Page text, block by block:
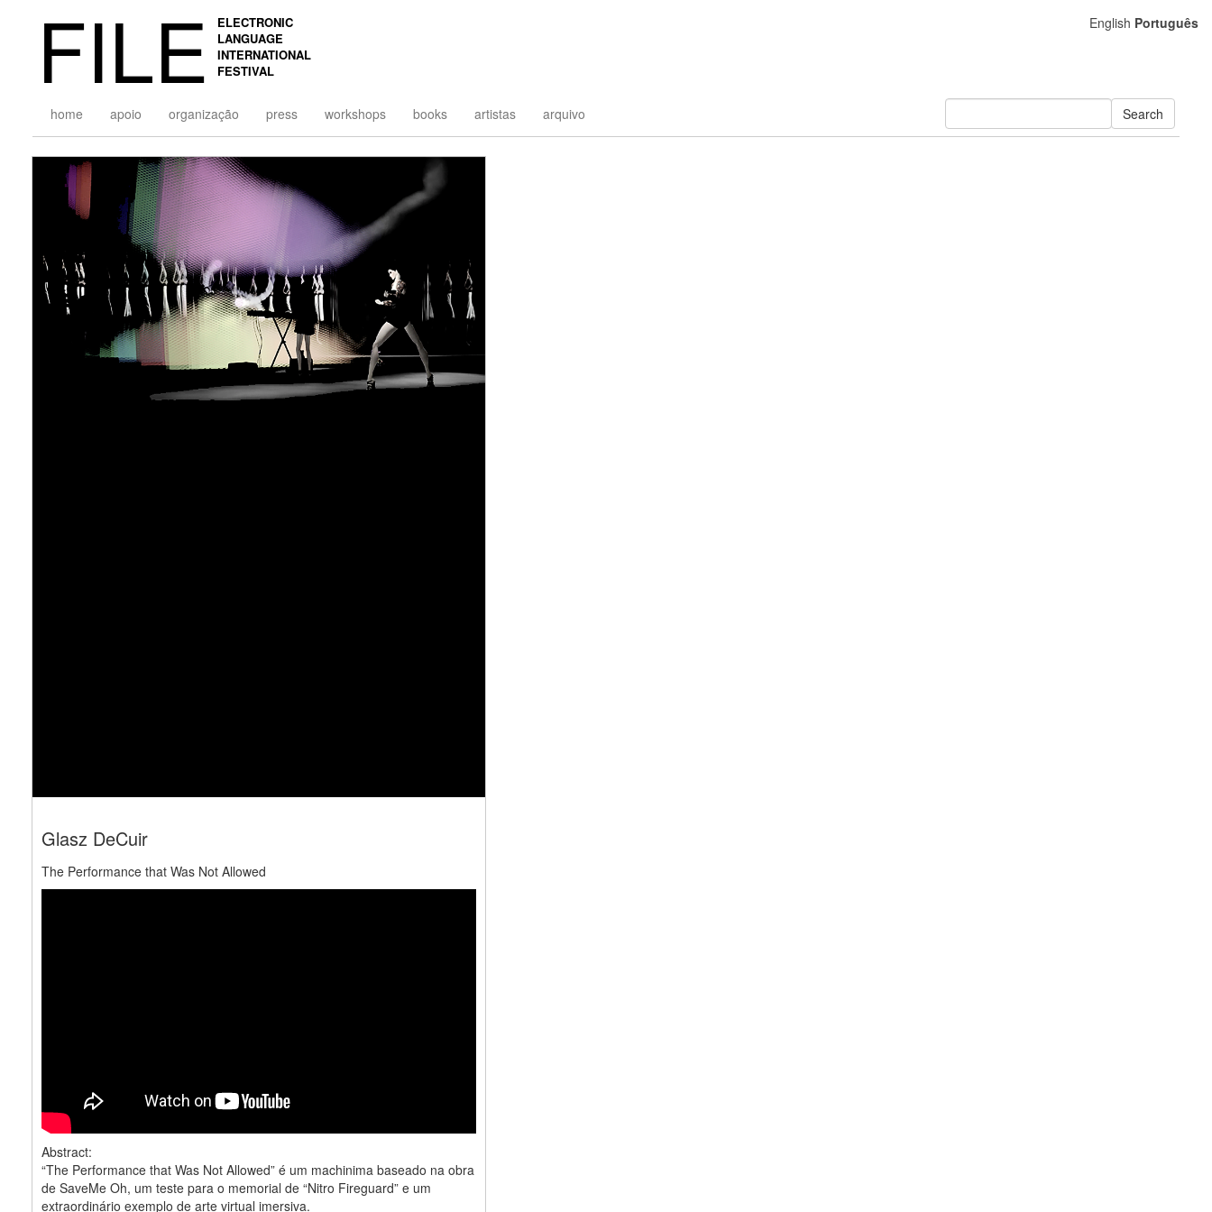
FILE
ELECTRONIC
LANGUAGE
INTERNATIONAL
FESTIVAL
home apoio organização press workshops books artistas arquivo Search
Glasz DeCuir
The Performance that Was Not Allowed
Abstract:
“The Performance that Was Not Allowed” é um machinima baseado na obra
de SaveMe Oh, um teste para o memorial de “Nitro Fireguard” e um
extraordinário exemplo de arte virtual imersiva.
English Português